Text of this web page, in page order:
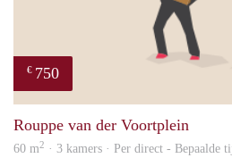
€ 750
Rouppe van der Voortplein
60 m2 · 3 kamers · Per direct - Bepaalde